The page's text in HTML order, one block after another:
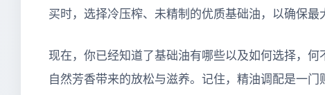
买时，选择冷压榨、未精制的优质基础油，以确保
现在，你已经知道了基础油有哪些以及如何选择，
自然芳香带来的放松与滋养。记住，精油调配是一